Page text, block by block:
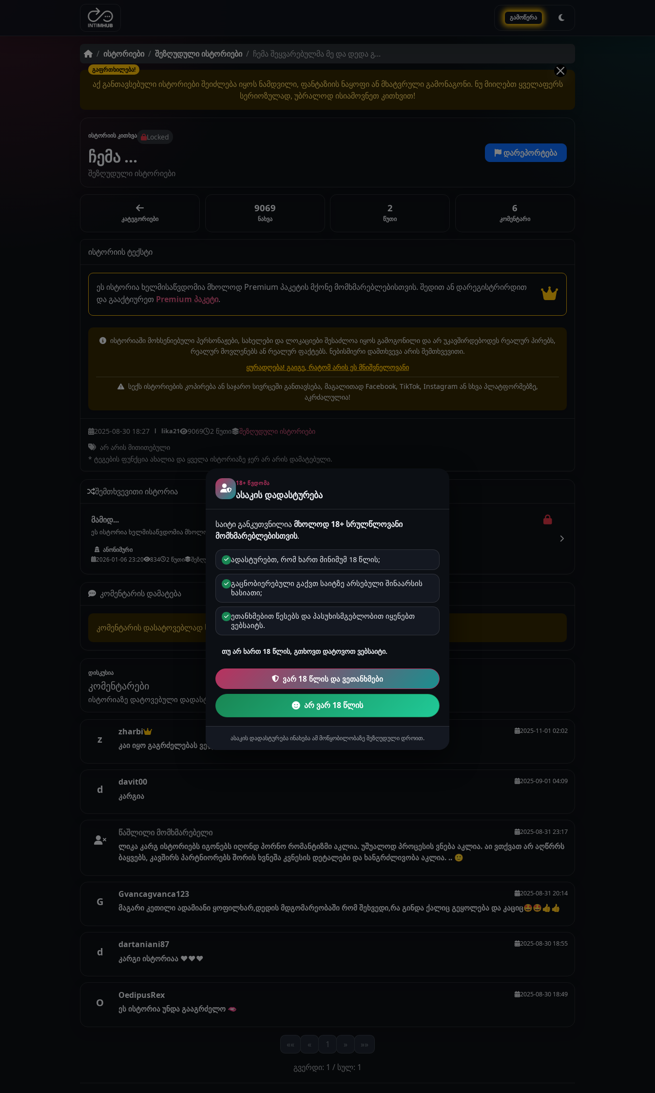
გამოწერა
ისტორიები შეზღუდული ისტორიები ჩემა შეყვარებულმა მე და დედა გ...
გაფრთხილება!
აქ განთავსებული ისტორიები შეიძლება იყოს ნამდვილი, ფანტაზიის ნაყოფი ან მხატვრული გამონაგონი. ნუ მიიღებთ ყველაფერს
სერიოზულად, უბრალოდ ისიამოვნეთ კითხვით!
ისტორიის კითხვა Locked
ჩემა ...
შეზღუდული ისტორიები
დარეპორტება
კატეგორიები
9069
ნახვა
2
წუთი
6
კომენტარი
ისტორიის ტექსტი
ეს ისტორია ხელმისაწვდომია მხოლოდ Premium პაკეტის მქონე მომხმარებლებისთვის. შედით ან დარეგისტრირდით
და გააქტიურეთ Premium პაკეტი.
ისტორიაში მოხსენიებული პერსონაჟები, სახელები და ლოკაციები შესაძლოა იყოს გამოგონილი და არ უკავშირდებოდეს რეალურ პირებს,
რეალურ მოვლენებს ან რეალურ ფაქტებს. ნებისმიერი დამთხვევა არის შემთხვევითი.
ყურადღება! გაიგე, რატომ არის ეს მნიშვნელოვანი
სექს ისტორიების კოპირება ან საჯარო სივრცეში განთავსება, მაგალითად Facebook, TikTok, Instagram ან სხვა პლატფორმებზე,
აკრძალულია!
2025-08-30 18:27 lika21 9069 2 წუთი
შეზღუდული ისტორიები
არ არის მითითებული
* ტეგების ფუნქცია ახალია და ყველა ისტორიაზე ჯერ არ არის დამატებული.
შემთხვევითი ისტორია
მამიდ...
ეს ისტორია ხელმისაწვდომია მხოლოდ Premium პაკეტის მქონე მომხმარებლებისთვის.
ანონიმური
2026-01-06 23:20 834 2 წუთი შეზღუდული ისტორიები
კომენტარის დამატება
კომენტარის დასატოვებლად საჭიროაავტორიზაცია
დისკუსია
კომენტარები
ისტორიაზე დატოვებული დადასტურებული კომენტარები.
z
zharbi 2025-11-01 02:02
კაი იყო გაგრძელებას ველოდები
d
davit00 2025-09-01 04:09
კარგია
წაშლილი მომხმარებელი 2025-08-31 23:17
ლიკა კარგ ისტორიებს იგონებს იღონდ პორნო რომანტიზმი აკლია. უშუალოდ პროცესის ვნება აკლია. აი ვთქვათ არ აღწრრს
ბაყვებს, კავშირს პარტნიორებს შორის ხვნეშა კვნესის დეტალები და ხანგრძლივობა აკლია. .. 🙂
G
Gvancagvanca123 2025-08-31 20:14
მაგარი კეთილი ადამიანი ყოფილხარ,დედის მდგომარეობაში რომ შეხვედი,რა გინდა ქალიც გეყოლება და კაციც🤩🤩👍👍
d
dartaniani87 2025-08-30 18:55
კარგი ისტორიაა ♥️♥️♥️
O
OedipusRex 2025-08-30 18:49
ეს ისტორია უნდა გააგრძელო 🫦
«« « 1 » »»
გვერდი: 1 / სულ: 1
18+ ᲬᲕᲓᲝᲛᲐ
ასაკის დადასტურება
საიტი განკუთვნილიამხოლოდ 18+ სრულწლოვანი
მომხმარებლებისთვის.
ადასტურებთ, რომ ხართ მინიმუმ 18 წლის;
გაცნობიერებული გაქვთ საიტზე არსებული შინაარსის
ხასიათი;
ეთანხმებით წესებს და პასუხისმგებლობით იყენებთ
ვებსაიტს.
თუ არ ხართ 18 წლის, გთხოვთ დატოვოთ ვებსაიტი.
ვარ 18 წლის და ვეთანხმები
არ ვარ 18 წლის
ასაკის დადასტურება ინახება ამ მოწყობილობაზე შეზღუდული დროით.